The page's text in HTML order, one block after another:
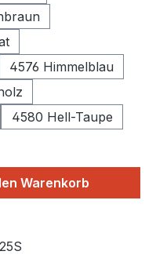
4576 Himmelblau
4580 Hell-Taupe
Warenkorb